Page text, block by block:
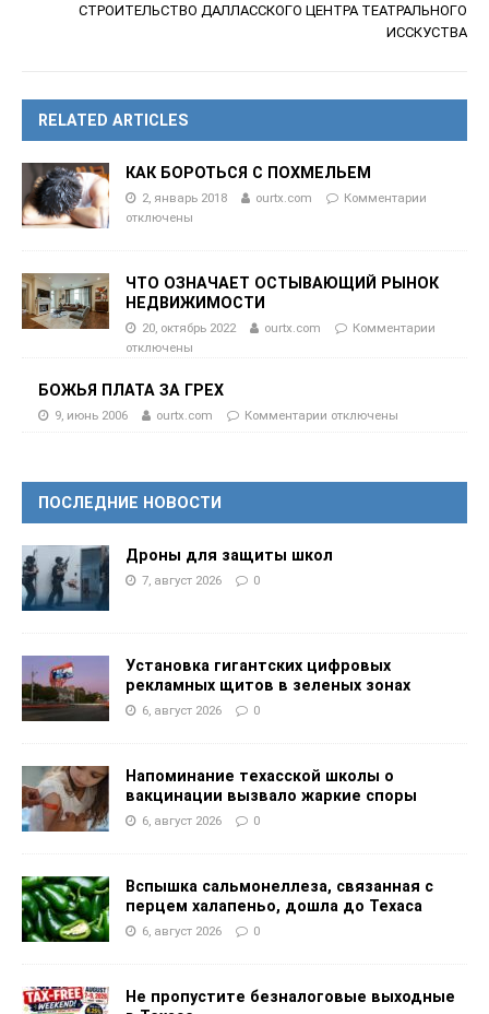
СТРОИТЕЛЬСТВО ДАЛЛАССКОГО ЦЕНТРА ТЕАТРАЛЬНОГО
ИССКУСТВА
RELATED ARTICLES
КАК БОРОТЬСЯ С ПОХМЕЛЬЕМ
2, январь 2018 ourtx.com
Комментарии
отключены
ЧТО ОЗНАЧАЕТ ОСТЫВАЮЩИЙ РЫНОК
НЕДВИЖИМОСТИ
20, октябрь 2022 ourtx.com
Комментарии
отключены
БОЖЬЯ ПЛАТА ЗА ГРЕХ
9, июнь 2006 ourtx.com Комментарии отключены
ПОСЛЕДНИЕ НОВОСТИ
Дроны для защиты школ
7, август 2026 0
Установка гигантских цифровых
рекламных щитов в зеленых зонах
6, август 2026 0
Напоминание техасской школы о
вакцинации вызвало жаркие споры
6, август 2026 0
Вспышка сальмонеллеза, связанная с
перцем халапеньо, дошла до Техаса
6, август 2026 0
Не пропустите безналоговые выходные